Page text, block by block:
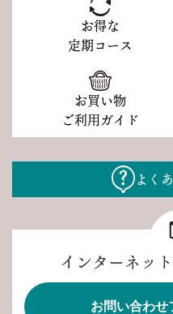
お得な
定期コース
お買い物
ご利用ガイド
よく
インターネッ
お問い合わせ